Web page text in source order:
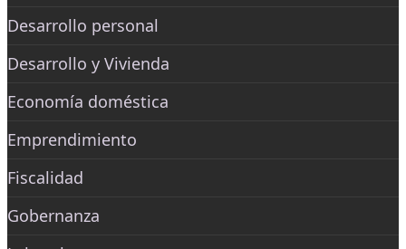
Desarrollo personal
Desarrollo y Vivienda
Economía doméstica
Emprendimiento
Fiscalidad
Gobernanza